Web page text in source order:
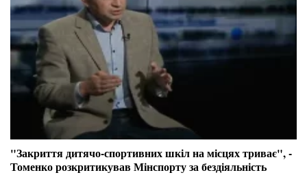
"Закриття дитячо-спортивних шкіл на місцях триває", -
Томенко розкритикував Мінспорту за бездіяльність